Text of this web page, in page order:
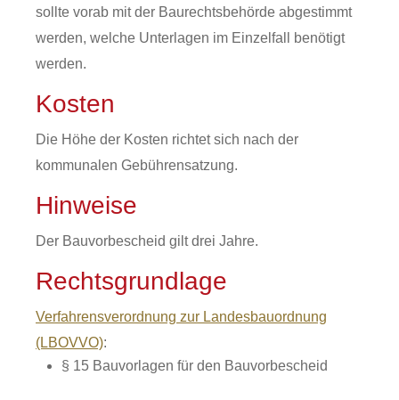
sollte vorab mit der Baurechtsbehörde abgestimmt
werden, welche Unterlagen im Einzelfall benötigt
werden.
Kosten
Die Höhe der Kosten richtet sich nach der
kommunalen Gebührensatzung.
Hinweise
Der Bauvorbescheid gilt drei Jahre.
Rechtsgrundlage
Verfahrensverordnung zur Landesbauordnung
(LBOVVO):
§ 15Bauvorlagen für den Bauvorbescheid